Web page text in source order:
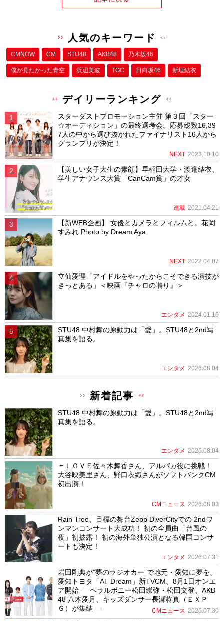
人気のキーワード
CMNOW CM STU48 AKB48 乃木坂46
僕が⾒たかった⻘空 浜辺美波 TGC 日向坂46 新垣結衣
デイリーランキング
スターダストプロモーション主催 第３回「スター
☆オーディション」の最終選考会。応募総数16,39
7人の中から選び抜かれたファイナリスト16人から
グランプリが決定！
NEXT 2023.10.10
【美しい女子大生の素顔】早稲田大学・渡邉結衣、
学生アナウンス大賞「CanCam賞」の才女
連載 2021.04.21
【新WEB企画】 女優とカメラとフィルムと。花岡
すみれ Photo by Dream Aya
NEXT 2022.04.07
立仙愛理「アイドルをやったからこそできる演技が
きっとある」＜映画『チャロの囀り』＞
エンタメ 2024.01.16
STU48 中村舞の原動力は「愛」。STU48と2nd写
真集を語る。
エンタメ 2026.08.04
新着記事
STU48 中村舞の原動力は「愛」。STU48と2nd写
真集を語る。
エンタメ 2026.08.04
＝ＬＯＶＥ佐々木舞香さん、アルパカ役に挑戦！
大谷映美里さん、野口衣織さんがソフトバンクCM
初出演！
CMニュース 2026.08.03
Rain Tree、目標の舞台Zepp DiverCityでの 2ndワ
ンマンコンサート大成功！ 初の全員曲「台風の
夜」初披露！ 初の海外単独公演となる韓国コンサ
ートも決定！
エンタメ 2026.07.31
岩田剛典が”夢のラジオカー”で地元・愛知に夢を。
愛知トヨタ「AT Dream」新TVCM、8月1日オンエ
ア開始 ― ヘラルボニー松田崇弥・松田文登、AKB
48 八木愛月、キッズダンサー長瀬柊真（ＥＸＰ
Ｇ）が集結 ―
CMニュース 2026.07.30